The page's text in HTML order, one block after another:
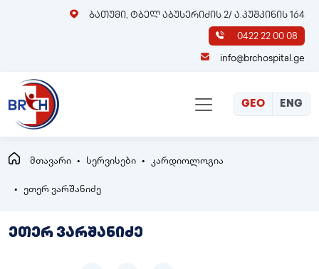
ბათუმი, ტბელ აბუსერიძის 2/ ა.პუშკინის 164
0422 22 00 08
info@brchospital.ge
GEO ENG
მთავარი სერვისები კარდიოლოგია
ეთერ ვარშანიძე
ეთერ ვარშანიძე